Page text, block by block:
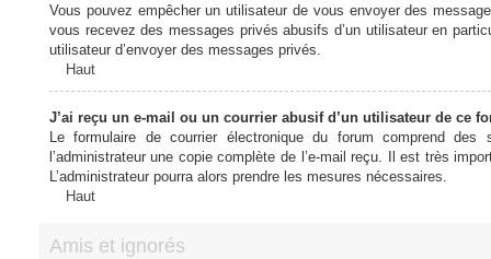
Vous pouvez empêcher un utilisateur de vous envoyer des
vous recevez des messages privés abusifs d’un utilisateur en
utilisateur d’envoyer des messages privés.
Haut
J’ai reçu un e-mail ou un courrier abusif d’un utilisateur de ce
Le formulaire de courrier électronique du forum comprend
l’administrateur une copie complète de l’e-mail reçu. Il est très
L’administrateur pourra alors prendre les mesures nécessaires.
Haut
Amis et ignorés